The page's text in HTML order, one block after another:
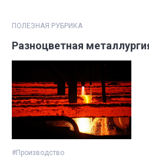
ПОЛЕЗНАЯ РУБРИКА
Разноцветная
#Производство